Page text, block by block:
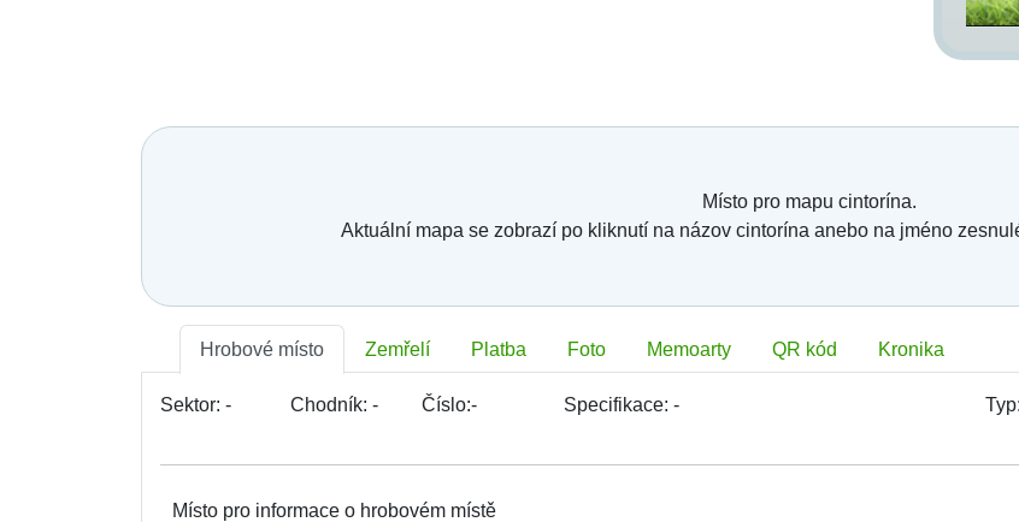
Místo pro mapu cintorína.
Aktuální mapa se zobrazí po kliknutí na názov cintorína anebo na jméno
Hrobové místo Zemřelí Platba Foto Memoarty QR kód Kronika
Sektor: - Chodník:- Číslo:- Specifikace:- Typ:
Místo pro informace o hrobovém místě